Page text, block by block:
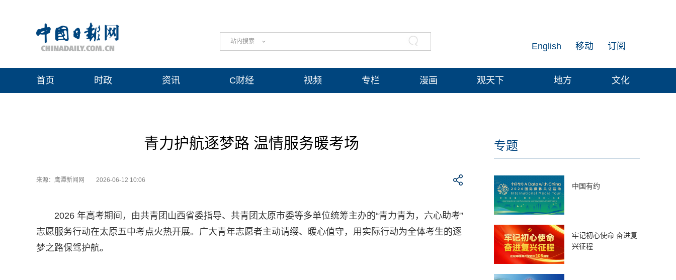
站内搜索 订阅
移动
English
首页 时政 资讯 C财经 视频 专栏 漫画 观天下 地方 文化
青力护航逐梦路 温情服务暖考场
来源：鹰潭新闻网 2026-06-12 10:06
2026 年高考期间，由共青团山西省委指导、共青团太原市委等多单位统筹主办的“青力青为，六心助考”
志愿服务行动在太原五中考点火热开展。广大青年志愿者主动请缨、暖心值守，用实际行动为全体考生的逐
梦之路保驾护航。
专题
中国有约
牢记初心使命 奋进复
兴征程